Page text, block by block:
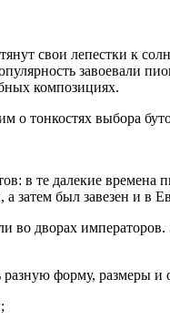
свои лепестки к
завоевали
композициях.
тонкостях выбора
в те далекие времена
затем был завезен и в
дворах
форму, размеры и